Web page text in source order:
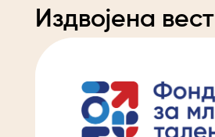
Издвојена вест